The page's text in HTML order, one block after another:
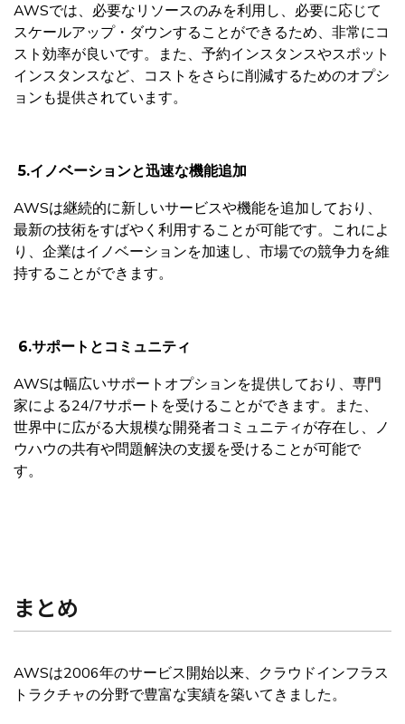
AWSでは、必要なリソースのみを利用し、必要に応じて
スケールアップ・ダウンすることができるため、非常にコ
スト効率が良いです。また、予約インスタンスやスポット
インスタンスなど、コストをさらに削減するためのオプシ
ョンも提供されています。
5.イノベーションと迅速な機能追加
AWSは継続的に新しいサービスや機能を追加しており、
最新の技術をすばやく利用することが可能です。これによ
り、企業はイノベーションを加速し、市場での競争力を維
持することができます。
6.サポートとコミュニティ
AWSは幅広いサポートオプションを提供しており、専門
家による24/7サポートを受けることができます。また、
世界中に広がる大規模な開発者コミュニティが存在し、ノ
ウハウの共有や問題解決の支援を受けることが可能で
す。
まとめ
AWSは2006年のサービス開始以来、クラウドインフラス
トラクチャの分野で豊富な実績を築いてきました。